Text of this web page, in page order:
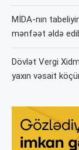
MİDA-nın
mənfəət əldə
Dövlət Vergi
yaxın vəsait